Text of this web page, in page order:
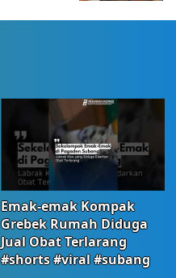
Emak-emak Kompak
Grebek Rumah Diduga
Jual Obat Terlarang
#shorts #viral #subang